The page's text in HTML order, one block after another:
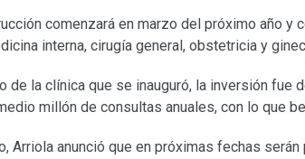
comenzará en marzo del próximo año y
interna, cirugía general, obstetricia y
de la clínica que se inauguró, la inversión fue
millón de consultas anuales, con lo que
Arriola anunció que en próximas fechas